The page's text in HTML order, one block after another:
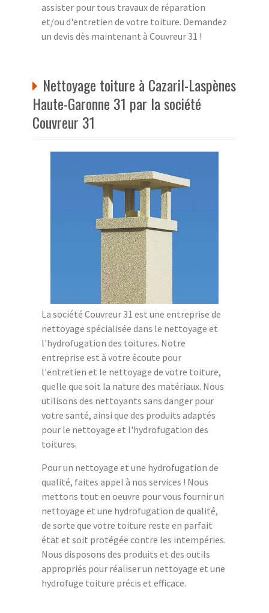
assister pour tous travaux de réparation
et/ou d'entretien de votre toiture. Demandez
un devis dès maintenant à Couvreur 31 !
Nettoyage toiture à Cazaril-Laspènes
Haute-Garonne 31 par la société
Couvreur 31
La société Couvreur 31 est une entreprise de
nettoyage spécialisée dans le nettoyage et
l'hydrofugation des toitures. Notre
entreprise est à votre écoute pour
l'entretien et le nettoyage de votre toiture,
quelle que soit la nature des matériaux. Nous
utilisons des nettoyants sans danger pour
votre santé, ainsi que des produits adaptés
pour le nettoyage et l'hydrofugation des
toitures.
Pour un nettoyage et une hydrofugation de
qualité, faites appel à nos services ! Nous
mettons tout en oeuvre pour vous fournir un
nettoyage et une hydrofugation de qualité,
de sorte que votre toiture reste en parfait
état et soit protégée contre les intempéries.
Nous disposons des produits et des outils
appropriés pour réaliser un nettoyage et une
hydrofuge toiture précis et efficace.